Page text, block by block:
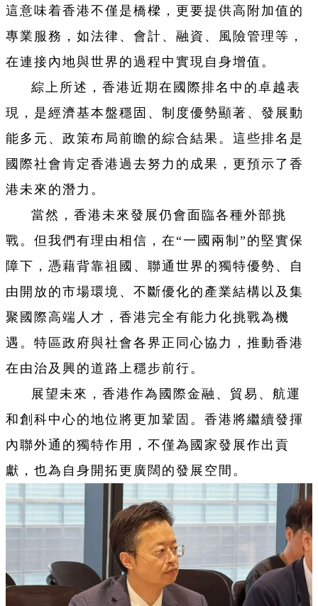
這意味着香港不僅是橋樑，更要提供高附加值的
專業服務，如法律、會計、融資、風險管理等，
在連接內地與世界的過程中實現自身增值。
綜上所述，香港近期在國際排名中的卓越表
現，是經濟基本盤穩固、制度優勢顯著、發展動
能多元、政策布局前瞻的綜合結果。這些排名是
國際社會肯定香港過去努力的成果，更預示了香
港未來的潛力。
當然，香港未來發展仍會面臨各種外部挑
戰。但我們有理由相信，在“一國兩制”的堅實保
障下，憑藉背靠祖國、聯通世界的獨特優勢、自
由開放的市場環境、不斷優化的產業結構以及集
聚國際高端人才，香港完全有能力化挑戰為機
遇。特區政府與社會各界正同心協力，推動香港
在由治及興的道路上穩步前行。
展望未來，香港作為國際金融、貿易、航運
和創科中心的地位將更加鞏固。香港將繼續發揮
內聯外通的獨特作用，不僅為國家發展作出貢
獻，也為自身開拓更廣闊的發展空間。